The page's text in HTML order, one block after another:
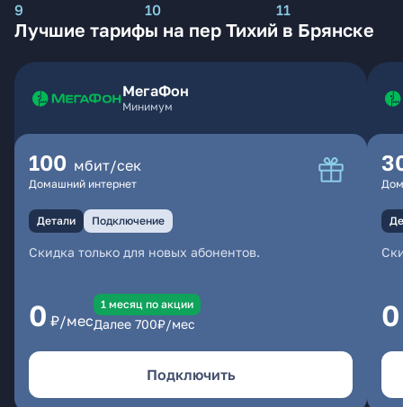
9
10 11
Лучшие тарифы на пер Тихий в Брянске
МегаФон
Минимум
100 мбит/сек
Домашний интернет
Детали Подключение
Скидка только для новых абонентов.
0 ₽/мес
1 месяц по акции
Далее 700₽/мес
Подключить
0